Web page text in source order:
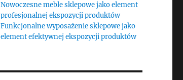
Nowoczesne meble sklepowe jako element
profesjonalnej ekspozycji produktów
Funkcjonalne wyposażenie sklepowe jako
element efektywnej ekspozycji produktów